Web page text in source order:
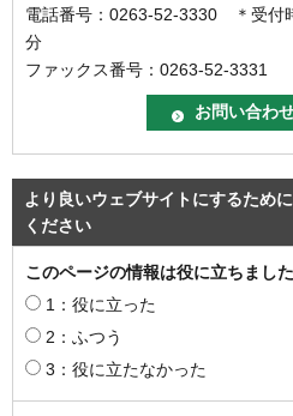
電話番号：0263-52-3330 ＊受
分
ファックス番号：0263-52-3331
より良いウェブサイトにするため
ください
このページの情報は役に立ちまし
1：役に立った
2：ふつう
3：役に立たなかった